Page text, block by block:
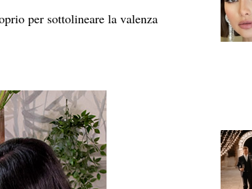
per sottolineare la valenza